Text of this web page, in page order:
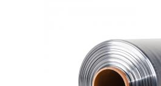
ktoré sú pre potraviny zdravotne
Šírka: 150mm Hrúbka: 30 mikrónov
Pomer zmrštenia: 1,6: 1 Typ fólie: PVC Tvar: